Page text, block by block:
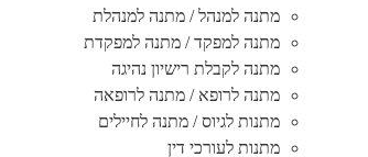
מתנה למנהל / מתנה למנהלת
מתנה למפקד / מתנה למפקדת
מתנה לקבלת רישיון נהיגה
מתנה לרופא / מתנה לרופאה
מתנות לגיוס / מתנה לחיילים
מתנות לעורכי דין